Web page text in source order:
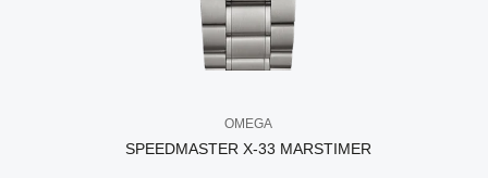
OMEGA
SPEEDMASTER X-33 MARSTIMER